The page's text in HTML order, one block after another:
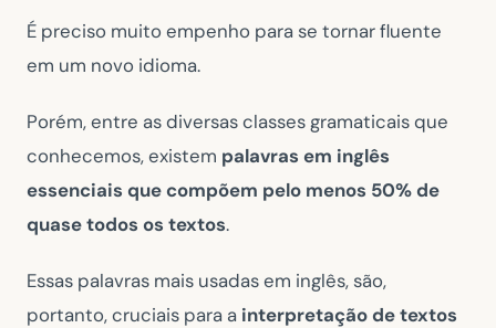
É preciso muito empenho para se tornar fluente
em um novo idioma.
Porém, entre as diversas classes gramaticais que
conhecemos, existem palavras em inglês
essenciais que compõem pelo menos 50% de
quase todos os textos.
Essas palavras mais usadas em inglês, são,
portanto, cruciais para a interpretação de textos